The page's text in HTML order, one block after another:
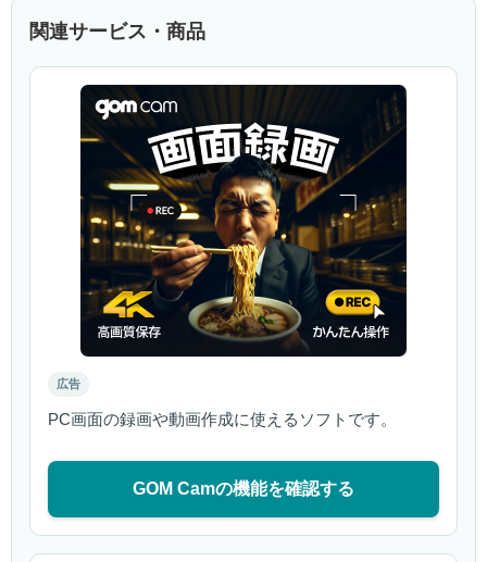
関連サービス・商品
広告
PC画面の録画や動画作成に使えるソフトです。
GOM Camの機能を確認する